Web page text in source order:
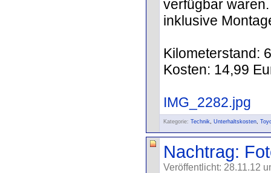
verfügbar
inklusive
Kilometerstand:
Kosten: 14,99
IMG_2282.jpg
Kategorie: Technik, Unterhaltskosten,
Nachtrag:
Veröffentlicht: 28.11.12